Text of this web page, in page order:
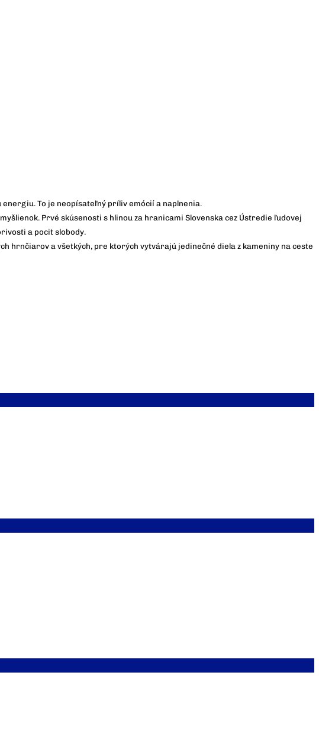
To je neopísateľný príliv emócií a naplnenia.
Prvé skúsenosti s hlinou za hranicami Slovenska cez Ústredie ľudovej
a pocit slobody.
hrnčiarov a všetkých, pre ktorých vytvárajú jedinečné diela z kameniny na ceste